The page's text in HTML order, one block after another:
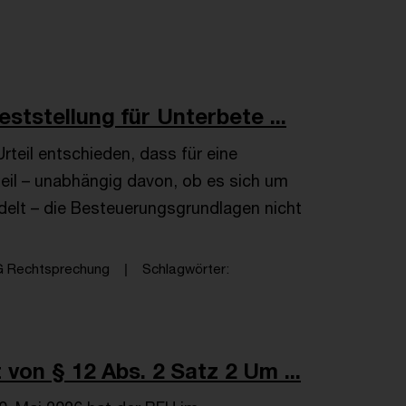
für Unterbete ...
entschieden, dass für eine
– unabhängig davon, ob es sich um
– die Besteuerungsgrundlagen nicht
Rechtsprechung
Schlagwörter
§ 12 Abs. 2 Satz 2 Um ...